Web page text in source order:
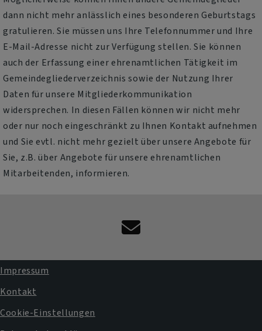
dann nicht mehr anlässlich eines besonderen Geburtstags
gratulieren. Sie müssen uns Ihre Telefonnummer und Ihre
E-Mail-Adresse nicht zur Verfügung stellen. Sie können
auch der Erfassung einer ehrenamtlichen Tätigkeit im
Gemeindegliederverzeichnis sowie der Nutzung Ihrer
Daten für unsere Mitgliederkommunikation
widersprechen. In diesen Fällen können wir nicht mehr
oder nur noch eingeschränkt zu Ihnen Kontakt aufnehmen
und Sie evtl. nicht mehr gezielt über unsere Angebote für
Sie, z.B. über Angebote für unsere ehrenamtlichen
Mitarbeitenden, informieren.
Kontaktformular
Fußbereichsmenü
Impressum
Kontakt
Cookie-Einstellungen